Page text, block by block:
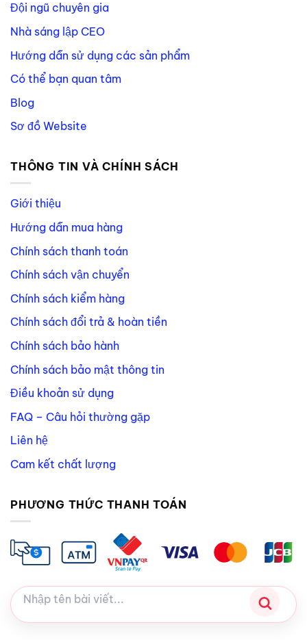
Đội ngũ chuyên gia
Nhà sáng lập CEO
Hướng dẫn sử dụng các sản phẩm
Có thể bạn quan tâm
Blog
Sơ đồ Website
THÔNG TIN VÀ CHÍNH SÁCH
Giới thiệu
Hướng dẫn mua hàng
Chính sách thanh toán
Chính sách vận chuyển
Chính sách kiểm hàng
Chính sách đổi trả & hoàn tiền
Chính sách bảo hành
Chính sách bảo mật thông tin
Điều khoản sử dụng
FAQ – Câu hỏi thường gặp
Liên hệ
Cam kết chất lượng
PHƯƠNG THỨC THANH TOÁN